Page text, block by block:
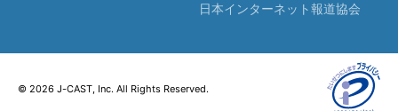
日本インターネット報道協会
© 2026 J-CAST, Inc. All Rights Reserved.